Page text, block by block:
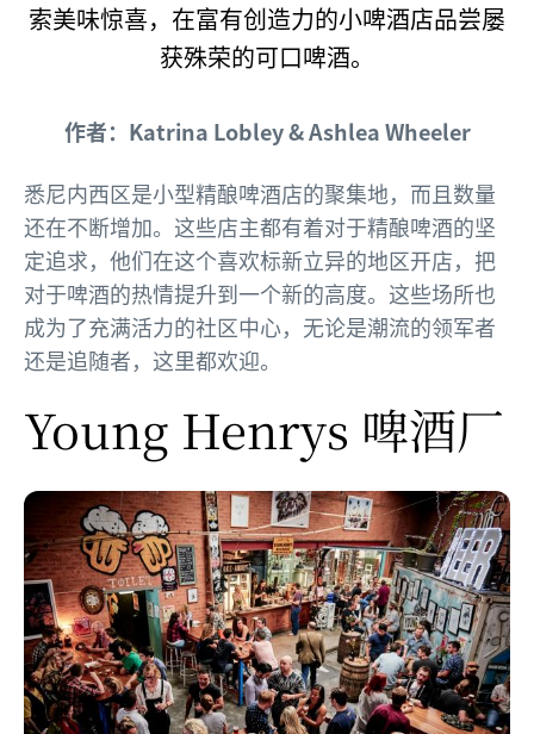
索美味惊喜，在富有创造力的小啤酒店品尝屡
获殊荣的可口啤酒。
作者： Katrina Lobley & Ashlea Wheeler
悉尼内西区是小型精酿啤酒店的聚集地，而且数量
还在不断增加。这些店主都有着对于精酿啤酒的坚
定追求，他们在这个喜欢标新立异的地区开店，把
对于啤酒的热情提升到一个新的高度。这些场所也
成为了充满活力的社区中心，无论是潮流的领军者
还是追随者，这里都欢迎。
Young Henrys 啤酒厂